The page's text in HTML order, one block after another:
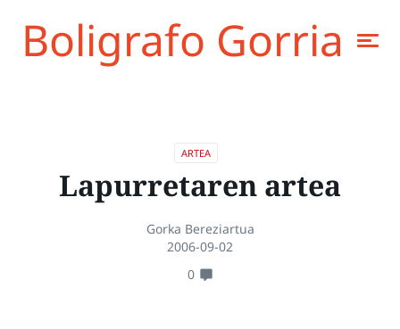
Boligrafo Gorria
ARTEA
Lapurretaren artea
Gorka Bereziartua
2006-09-02
0